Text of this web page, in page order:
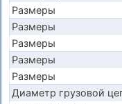
Размеры
Размеры
Размеры
Размеры
Размеры
Диаметр грузовой